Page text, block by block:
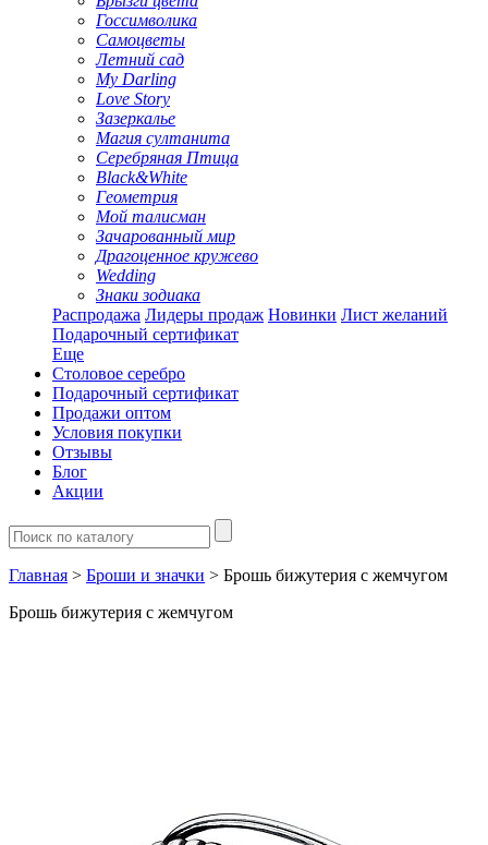
Госсимволика
Самоцветы
Летний сад
My Darling
Love Story
Зазеркалье
Магия султанита
Серебряная Птица
Black&White
Геометрия
Мой талисман
Зачарованный мир
Драгоценное кружево
Wedding
Знаки зодиака
Распродажа Лидеры продаж Новинки Лист желаний
Подарочный сертификат
Еще
Столовое серебро
Подарочный сертификат
Продажи оптом
Условия покупки
Отзывы
Блог
Акции
Главная > Броши и значки > Брошь бижутерия с жемчугом
Брошь бижутерия с жемчугом